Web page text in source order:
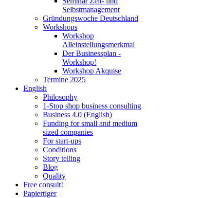
Selbstmanagement
Gründungswoche Deutschland
Workshops
Workshop
Alleinstellungsmerkmal
Der Businessplan -
Workshop!
Workshop Akquise
Termine 2025
English
Philosophy
1-Stop shop business consulting
Business 4.0 (English)
Funding for small and medium
sized companies
For start-ups
Conditions
Story telling
Blog
Quality
Free consult!
Papiertiger